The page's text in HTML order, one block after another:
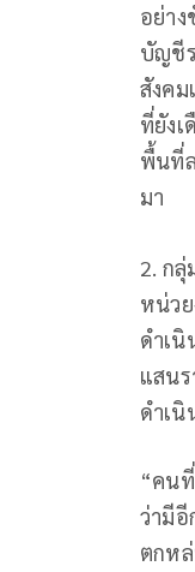
อย่า
บัญชี
สังค
ที่ยัง
พื้นที่
มา
2. ก
หน่ว
ดำเนิ
แสนร
ดำเนิ
“คน
ว่ามี
ตกห